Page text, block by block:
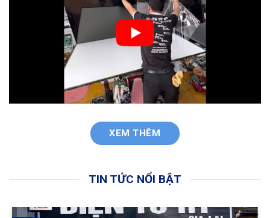
XEM THÊM
TIN TỨC NỔI BẬT